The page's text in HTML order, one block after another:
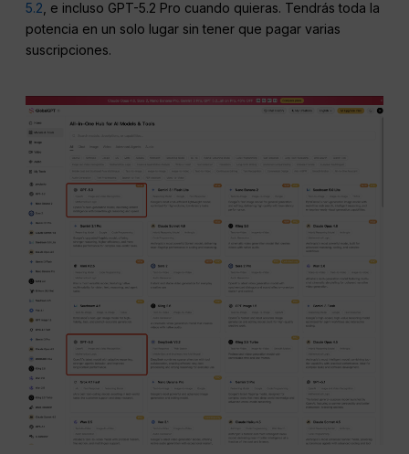
5.2 , e incluso GPT-5.2 Pro cuando quieras. Tendrás toda la
potencia en un solo lugar sin tener que pagar varias
suscripciones.